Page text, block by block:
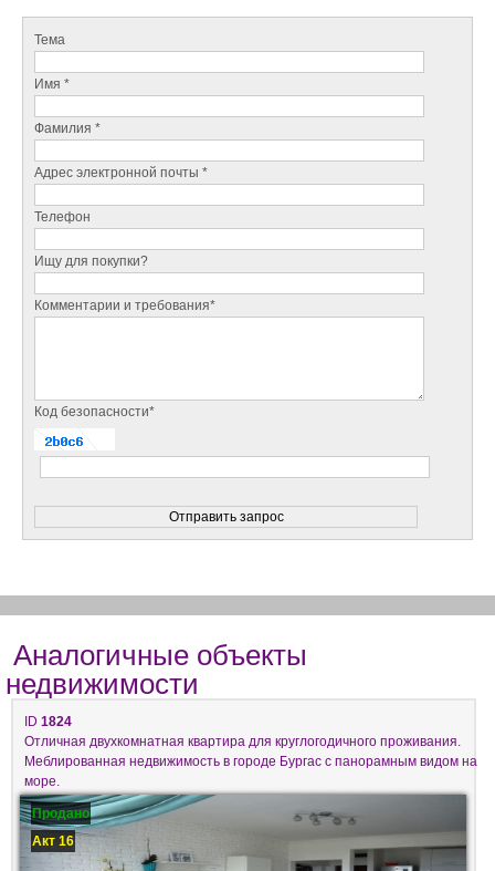
Тема
Имя *
Фамилия *
Адрес электронной почты *
Телефон
Ищу для покупки?
Комментарии и требования*
Код безопасности*
Аналогичные объекты
недвижимости
ID 1824
Отличная двухкомнатная квартира для круглогодичного проживания.
Меблированная недвижимость в городе Бургас с панорамным видом на
море.
Продано
Акт 16